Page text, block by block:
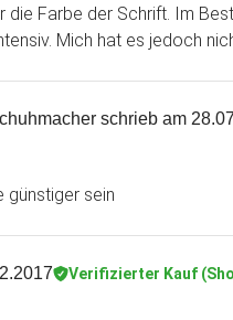
Farbe der Schrift. Im
Mich hat es jedoch
schrieb am
günstiger sein
Verifizierter Kauf